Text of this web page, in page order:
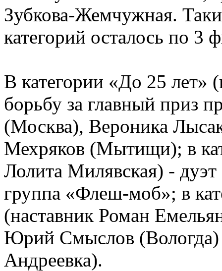
Зубкова-Жемчужная.
категорий осталось по 3
В категории «До 25 лет»
борьбу за главный приз
(Москва), Вероника
Мехряков (Мытищи); в
Лолита Милявская) -
группа «Флеш-моб»; в
(наставник Роман
Юрий Смыслов (Вологда)
Андреевка).